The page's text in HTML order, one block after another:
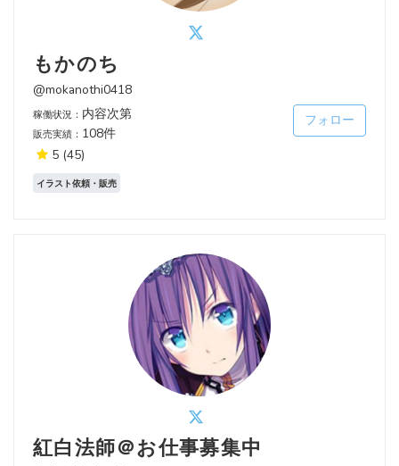
もかのち
@mokanothi0418
稼働状況： 内容次第
販売実績： 108件
5 (45)
フォロー
イラスト依頼・販売
紅白法師＠お仕事募集中